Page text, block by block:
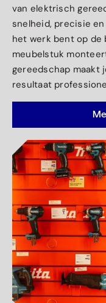
van elektrisch
snelheid, precisie
het werk bent op de
meubelstuk
gereedschap maakt
resultaat